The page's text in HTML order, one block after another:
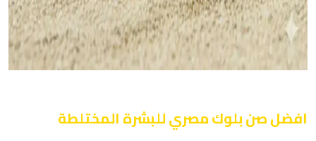
افضل صن بلوك مصري للبشرة المختلطة